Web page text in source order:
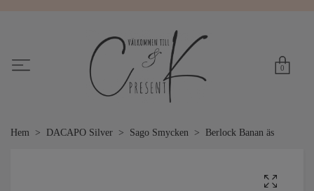
0
Hem DACAPO Silver Sago Smycken Berlock Banan äs